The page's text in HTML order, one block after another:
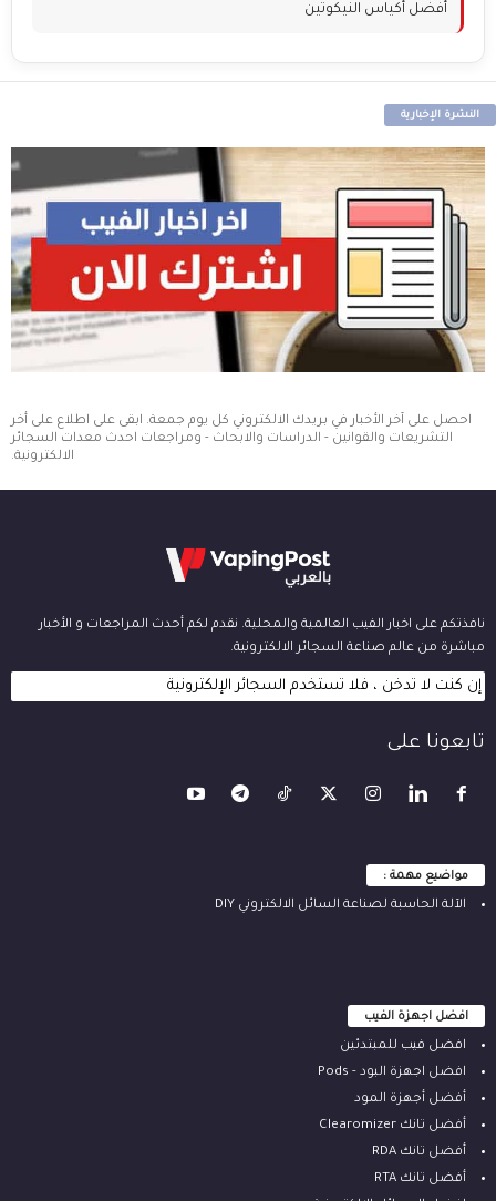
أفضل أكياس النيكوتين
النشرة الإخبارية
احصل على آخر الأخبار في بريدك الالكتروني كل يوم جمعة. ابقى على اطلاع على أخر
التشريعات والقوانين - الدراسات والابحاث - ومراجعات احدث معدات السجائر
الالكترونية.
نافذتكم على اخبار الفيب العالمية والمحلية. نقدم لكم أحدث المراجعات و الأخبار
مباشرة من عالم صناعة السجائر الالكترونية.
إن كنت لا تدخن ، فلا تستخدم السجائر الإلكترونية
تابعونا على
مواضيع مهمة :
الآلة ‫الحاسبة لصناعة السائل الالكتروني‬ DIY
افضل اجهزة الفيب
افضل فيب للمبتدئين
افضل اجهزة البود - Pods
أفضل أجهزة المود
أفضل تانك Clearomizer
أفضل تانك RDA
أفضل تانك RTA